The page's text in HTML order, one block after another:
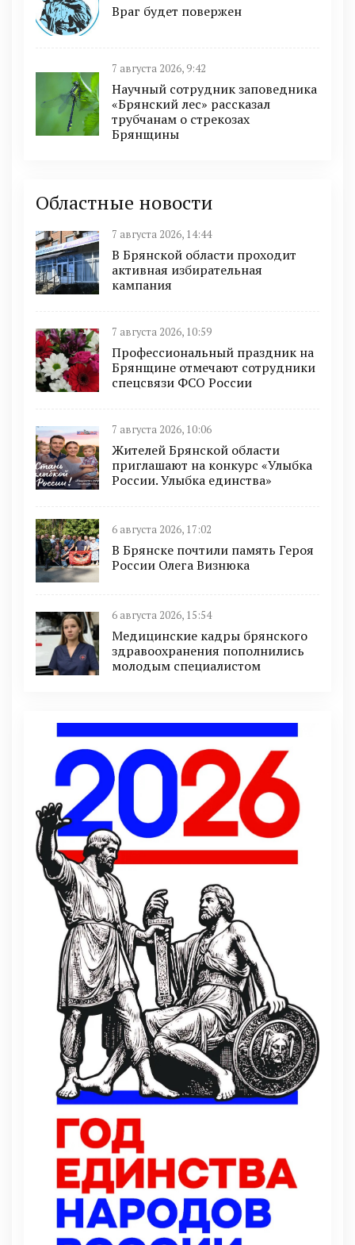
Враг будет повержен
7 августа 2026, 9:42
Научный сотрудник заповедника
«Брянский лес» рассказал
трубчанам о стрекозах
Брянщины
Областные новости
7 августа 2026, 14:44
В Брянской области проходит
активная избирательная
кампания
7 августа 2026, 10:59
Профессиональный праздник на
Брянщине отмечают сотрудники
спецсвязи ФСО России
7 августа 2026, 10:06
Жителей Брянской области
приглашают на конкурс «Улыбка
России. Улыбка единства»
6 августа 2026, 17:02
В Брянске почтили память Героя
России Олега Визнюка
6 августа 2026, 15:54
Медицинские кадры брянского
здравоохранения пополнились
молодым специалистом